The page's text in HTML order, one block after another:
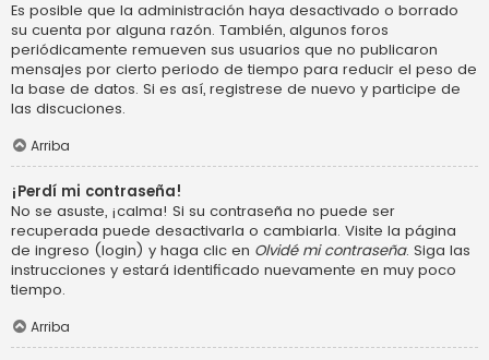
Es posible que la administración haya desactivado o borrado
su cuenta por alguna razón. También, algunos foros
periódicamente remueven sus usuarios que no publicaron
mensajes por cierto periodo de tiempo para reducir el peso de
la base de datos. Si es así, registrese de nuevo y participe de
las discuciones.
Arriba
¡Perdí mi contraseña!
No se asuste, ¡calma! Si su contraseña no puede ser
recuperada puede desactivarla o cambiarla. Visite la página
de ingreso (login) y haga clic en Olvidé mi contraseña. Siga las
instrucciones y estará identificado nuevamente en muy poco
tiempo.
Arriba